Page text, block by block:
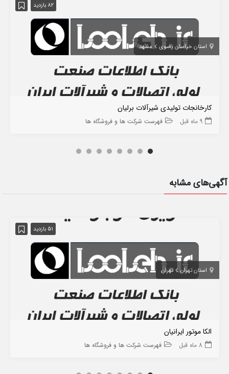
82 بازدید
استان خراسان رضوی مشهد
کارخانجات تولیدی شیرآلات برلیان
9 ماه قبل فهرست شرکت ها و فروشگاه ها
آگهی‌های مشابه
51 بازدید
استان تهران تهران
الکا موتور ایرانیان
8 ماه قبل فهرست شرکت ها و فروشگاه ها